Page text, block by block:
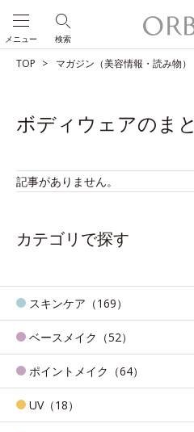
検索
メニュー
TOP マガジン（美容情報・読み物）
ボディウェアのま
記事がありません。
カテゴリで探す
スキンケア（169）
ベースメイク（52）
ポイントメイク（64）
UV（18）